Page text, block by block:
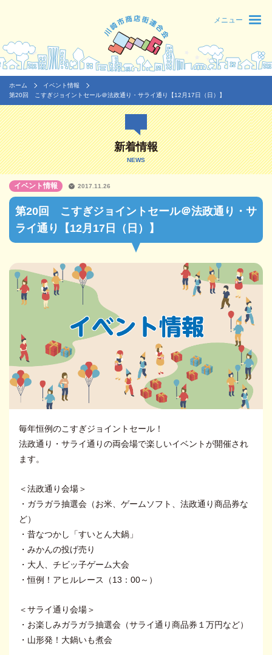
メニュー
ホーム
イベント情報
第20回 こすぎジョイントセール＠法政通り・サライ通り【12月17日（日）】
新着情報
NEWS
第20回 こすぎジョイントセール＠法政通り・サ
ライ通り【12月17日（日）】
イベント情報 2017.11.26
毎年恒例のこすぎジョイントセール！
法政通り・サライ通りの両会場で楽しいイベントが開催され
ます。
＜法政通り会場＞
・ガラガラ抽選会（お米、ゲームソフト、法政通り商品券な
ど）
・昔なつかし「すいとん大鍋」
・みかんの投げ売り
・大人、チビッ子ゲーム大会
・恒例！アヒルレース（13：00～）
＜サライ通り会場＞
・お楽しみガラガラ抽選会（サライ通り商品券１万円など）
・山形発！大鍋いも煮会